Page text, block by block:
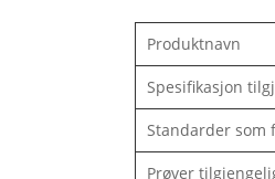
Produktnavn
Spesifikasjon
Standarder som
Prøver